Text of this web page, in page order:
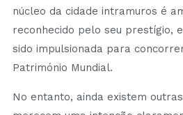
núcleo da cidade intramuros é
reconhecido pelo seu prestígio,
sido impulsionada para
Património Mundial.
No entanto, ainda existem